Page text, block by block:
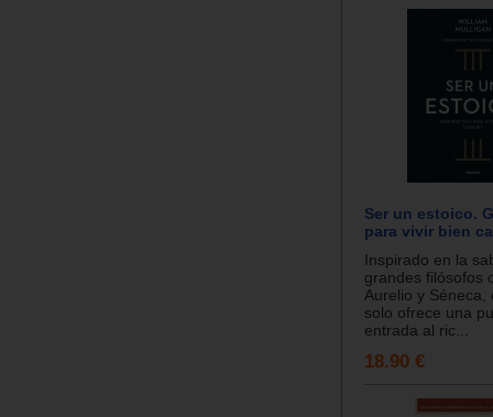
Ser un estoico.
para vivir bien
Inspirado en la
grandes filósofos
Aurelio y Séneca,
solo ofrece una
entrada al ric...
18.90 €